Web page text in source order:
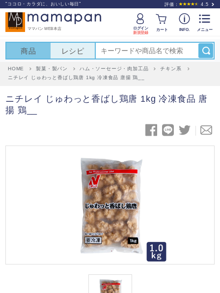
"ココロ・カラダに、おいしい毎日" 評価： 4.5
ママパン WEB本店
ログイン
新規登録
カート INFO. メニュー
商品 レシピ
HOME 製菓・製パン ハム・ソーセージ・肉加工品
チキン系
ニチレイ じゅわっと香ばし鶏唐 1kg 冷凍食品 唐揚 鶏__
ニチレイ じゅわっと香ばし鶏唐 1kg 冷凍食品 唐
揚 鶏__